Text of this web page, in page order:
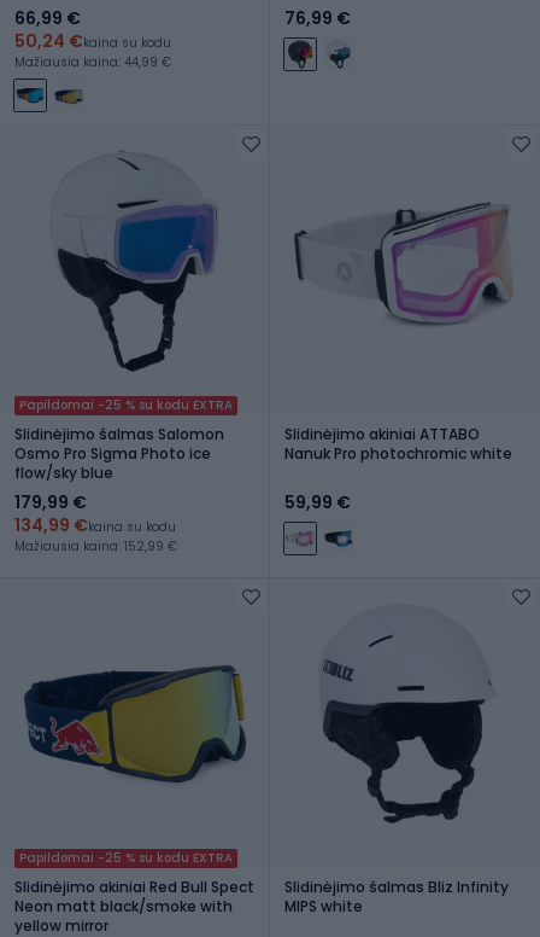
66,99 €
50,24 €kaina su kodu
Mažiausia kaina: 44,99 €
76,99 €
Papildomai -25 % su kodu EXTRA
Slidinėjimo šalmas Salomon
Osmo Pro Sigma Photo ice
flow/sky blue
179,99 €
134,99 €kaina su kodu
Mažiausia kaina: 152,99 €
Slidinėjimo akiniai ATTABO
Nanuk Pro photochromic white
59,99 €
Papildomai -25 % su kodu EXTRA
Slidinėjimo akiniai Red Bull Spect
Neon matt black/smoke with
yellow mirror
Slidinėjimo šalmas Bliz Infinity
MIPS white